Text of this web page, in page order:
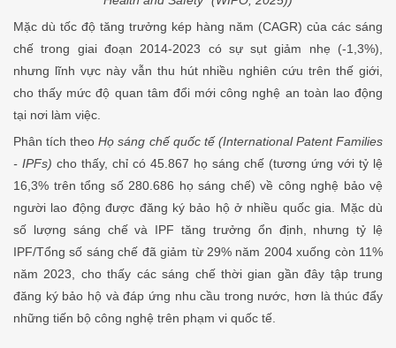
Mặc dù tốc độ tăng trưởng kép hàng năm (CAGR) của các sáng
chế trong giai đoạn 2014-2023 có sự sụt giảm nhẹ (-1,3%),
nhưng lĩnh vực này vẫn thu hút nhiều nghiên cứu trên thế giới,
cho thấy mức độ quan tâm đổi mới công nghệ an toàn lao động
tại nơi làm việc.
Phân tích theoHọ sáng chế quốc tế (International Patent Families
- IPFs) cho thấy, chỉ có 45.867 họ sáng chế (tương ứng với tỷ lệ
16,3% trên tổng số 280.686 họ sáng chế) về công nghệ bảo vệ
người lao động được đăng ký bảo hộ ở nhiều quốc gia. Mặc dù
số lượng sáng chế và IPF tăng trưởng ổn định, nhưng tỷ lệ
IPF/Tổng số sáng chế đã giảm từ 29% năm 2004 xuống còn 11%
năm 2023, cho thấy các sáng chế thời gian gần đây tập trung
đăng ký bảo hộ và đáp ứng nhu cầu trong nước, hơn là thúc đẩy
những tiến bộ công nghệ trên phạm vi quốc tế.